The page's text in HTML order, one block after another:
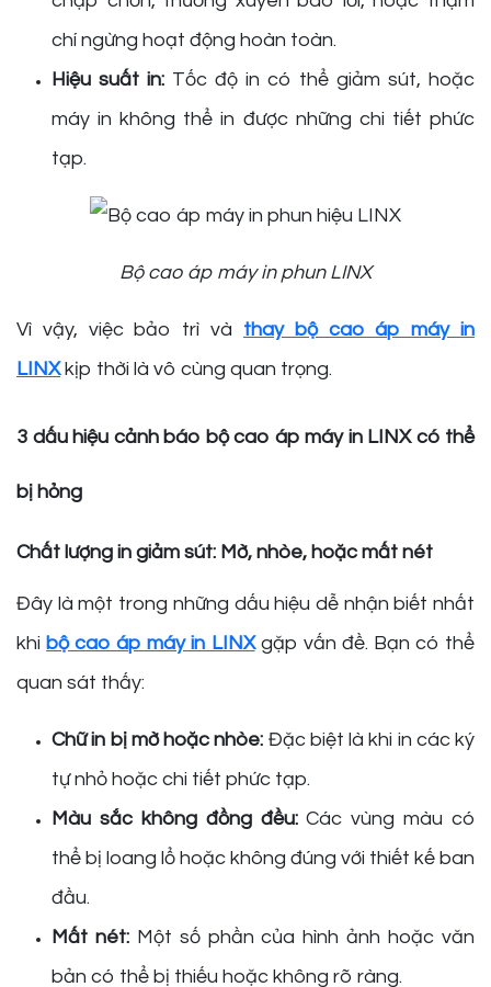
chí ngừng hoạt động hoàn toàn.
Hiệu suất in: Tốc độ in có thể giảm sút, hoặc
máy in không thể in được những chi tiết phức
tạp.
Bộ cao áp máy in phun LINX
Vì vậy, việc bảo trì và thay bộ cao áp máy in
LINXkịp thời là vô cùng quan trọng.
3 dấu hiệu cảnh báo bộ cao áp máy in LINX có thể
bị hỏng
Chất lượng in giảm sút: Mờ, nhòe, hoặc mất nét
Đây là một trong những dấu hiệu dễ nhận biết nhất
khi bộ cao áp máy in LINXgặp vấn đề. Bạn có thể
quan sát thấy:
Chữ in bị mờ hoặc nhòe: Đặc biệt là khi in các ký
tự nhỏ hoặc chi tiết phức tạp.
Màu sắc không đồng đều:Các vùng màu có
thể bị loang lổ hoặc không đúng với thiết kế ban
đầu.
Mất nét:Một số phần của hình ảnh hoặc văn
bản có thể bị thiếu hoặc không rõ ràng.